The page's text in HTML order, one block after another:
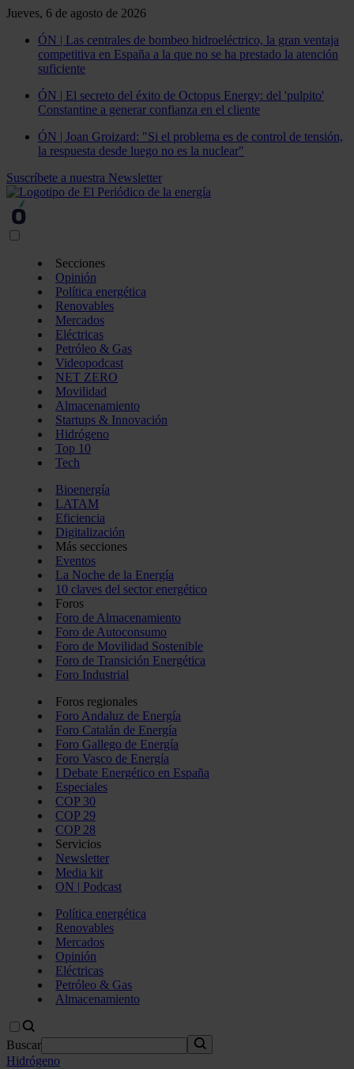
Jueves, 6 de agosto de 2026
ÓN | Las centrales de bombeo hidroeléctrico, la gran ventaja
competitiva en España a la que no se ha prestado la atención
suficiente
ÓN | El secreto del éxito de Octopus Energy: del 'pulpito'
Constantine a generar confianza en el cliente
ÓN | Joan Groizard: "Si el problema es de control de tensión,
la respuesta desde luego no es la nuclear"
Suscríbete a nuestra Newsletter
Secciones
Opinión
Política energética
Renovables
Mercados
Eléctricas
Petróleo & Gas
Videopodcast
NET ZERO
Movilidad
Almacenamiento
Startups & Innovación
Hidrógeno
Top 10
Tech
Bioenergía
LATAM
Eficiencia
Digitalización
Más secciones
Eventos
La Noche de la Energía
10 claves del sector energético
Foros
Foro de Almacenamiento
Foro de Autoconsumo
Foro de Movilidad Sostenible
Foro de Transición Energética
Foro Industrial
Foros regionales
Foro Andaluz de Energía
Foro Catalán de Energía
Foro Gallego de Energía
Foro Vasco de Energía
I Debate Energético en España
Especiales
COP 30
COP 29
COP 28
Servicios
Newsletter
Media kit
ON | Podcast
Política energética
Renovables
Mercados
Opinión
Eléctricas
Petróleo & Gas
Almacenamiento
Buscar
Hidrógeno